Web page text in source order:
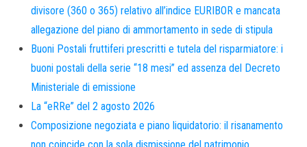
divisore (360 o 365) relativo all’indice EURIBOR e mancata
allegazione del piano di ammortamento in sede di stipula
Buoni Postali fruttiferi prescritti e tutela del risparmiatore: i
buoni postali della serie “18 mesi” ed assenza del Decreto
Ministeriale di emissione
La “eRRe” del 2 agosto 2026
Composizione negoziata e piano liquidatorio: il risanamento